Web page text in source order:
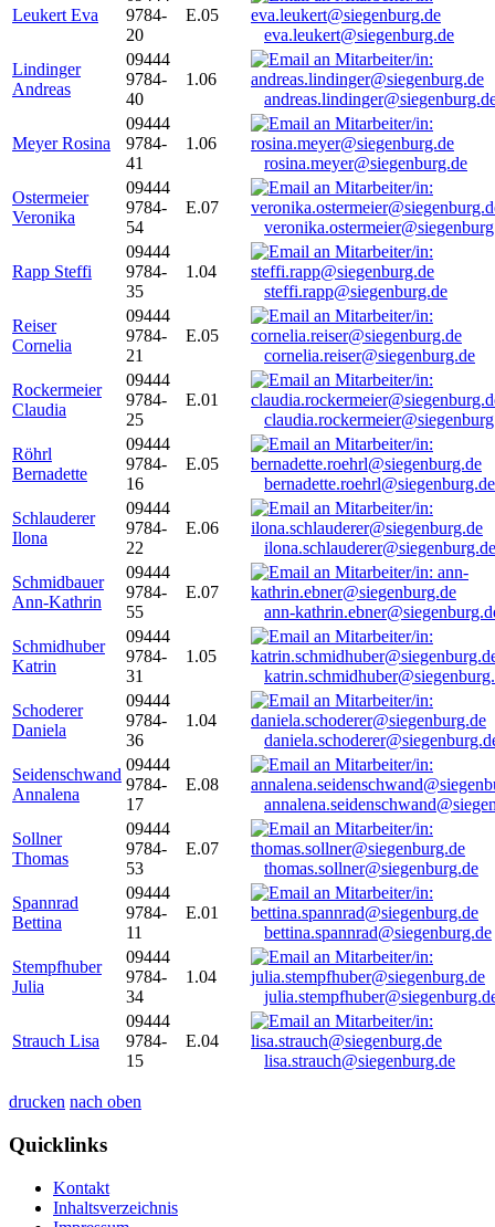
Leukert Eva
9784-
20
E.05
eva.leukert@siegenburg.de
Lindinger
Andreas
09444
9784-
40
1.06
Meyer Rosina
09444
9784-
41
1.06
rosina.meyer@siegenburg.de
Ostermeier
Veronika
09444
9784-
54
E.07
Rapp Steffi
09444
9784-
35
1.04
steffi.rapp@siegenburg.de
Reiser
Cornelia
09444
9784-
21
E.05
cornelia.reiser@siegenburg.de
Rockermeier
Claudia
09444
9784-
25
E.01
Röhrl
Bernadette
09444
9784-
16
E.05
bernadette.roehrl@siegenburg.de
Schlauderer
Ilona
09444
9784-
22
E.06
ilona.schlauderer@siegenburg.de
Schmidbauer
Ann-Kathrin
09444
9784-
55
E.07
ann-
Schmidhuber
Katrin
09444
9784-
31
1.05
Schoderer
Daniela
09444
9784-
36
1.04
Seidenschwand
Annalena
09444
9784-
17
E.08
Sollner
Thomas
09444
9784-
53
E.07
thomas.sollner@siegenburg.de
Spannrad
Bettina
09444
9784-
11
E.01
bettina.spannrad@siegenburg.de
Stempfhuber
Julia
09444
9784-
34
1.04
Strauch Lisa
09444
9784-
15
E.04
lisa.strauch@siegenburg.de
drucken nach oben
Quicklinks
Kontakt
Inhaltsverzeichnis